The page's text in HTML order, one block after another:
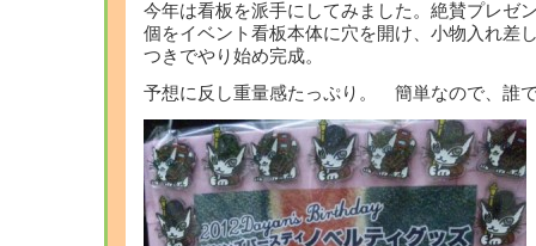
今年は看板を派手にしてみました。絶賛プレゼ
個をイベント看板本体に穴を開け、小物入れ差
つきでやり始め完成。
予想に反し重量感たっぷり。 簡単なので、誰